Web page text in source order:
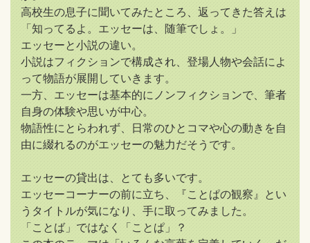
高校生の息子に聞いてみたところ、返ってきた答えは
「知ってるよ。エッセーは、随筆でしょ。」
エッセーと小説の違い。
小説はフィクションで構成され、登場人物や会話によ
って物語が展開していきます。
一方、エッセーは基本的にノンフィクションで、筆者
自身の体験や思いが中心。
物語性にとらわれず、日常のひとコマや心の動きを自
由に綴れるのがエッセーの魅力だそうです。
エッセーの貸出は、とても多いです。
エッセーコーナーの前に立ち、『ことぱの観察』とい
うタイトルが気になり、手に取ってみました。
「ことば」ではなく「ことぱ」？